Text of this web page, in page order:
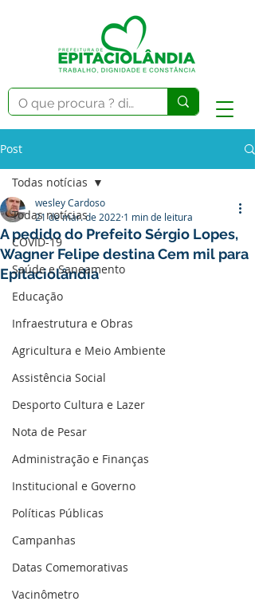
Post
Todas notícias
COVID-19
Saúde e Saneamento
Educação
Infraestrutura e Obras
Agricultura e Meio Ambiente
Assistência Social
Desporto Cultura e Lazer
Nota de Pesar
Administração e Finanças
Institucional e Governo
Políticas Públicas
Campanhas
Datas Comemorativas
Vacinômetro
Todas notícias
A pedido do Prefeito Sérgio Lopes,
Wagner Felipe destina Cem mil para
Epitaciolândia
wesley Cardoso
21 de mar. de 2022 1 min de leitura